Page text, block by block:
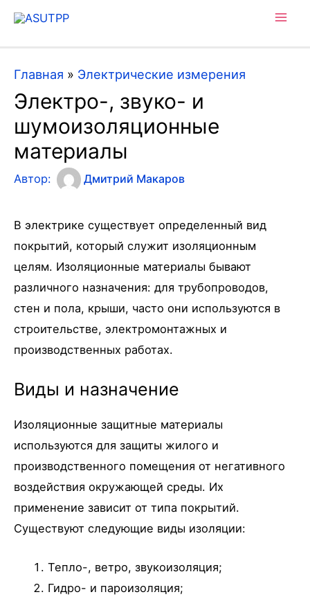
Главная » Электрические измерения
Электро-, звуко- и
шумоизоляционные
материалы
Автор: Дмитрий Макаров
В электрике существует определенный вид
покрытий, который служит изоляционным
целям. Изоляционные материалы бывают
различного назначения: для трубопроводов,
стен и пола, крыши, часто они используются в
строительстве, электромонтажных и
производственных работах.
Виды и назначение
Изоляционные защитные материалы
используются для защиты жилого и
производственного помещения от негативного
воздействия окружающей среды. Их
применение зависит от типа покрытий.
Существуют следующие виды изоляции:
Тепло-, ветро, звукоизоляция;
Гидро- и пароизоляция;